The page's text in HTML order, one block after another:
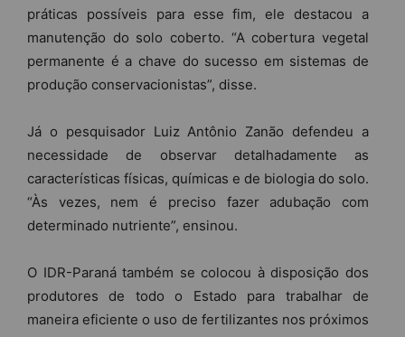
práticas possíveis para esse fim, ele destacou a
manutenção do solo coberto. “A cobertura vegetal
permanente é a chave do sucesso em sistemas de
produção conservacionistas”, disse.
Já o pesquisador Luiz Antônio Zanão defendeu a
necessidade de observar detalhadamente as
características físicas, químicas e de biologia do solo.
“Às vezes, nem é preciso fazer adubação com
determinado nutriente”, ensinou.
O IDR-Paraná também se colocou à disposição dos
produtores de todo o Estado para trabalhar de
maneira eficiente o uso de fertilizantes nos próximos